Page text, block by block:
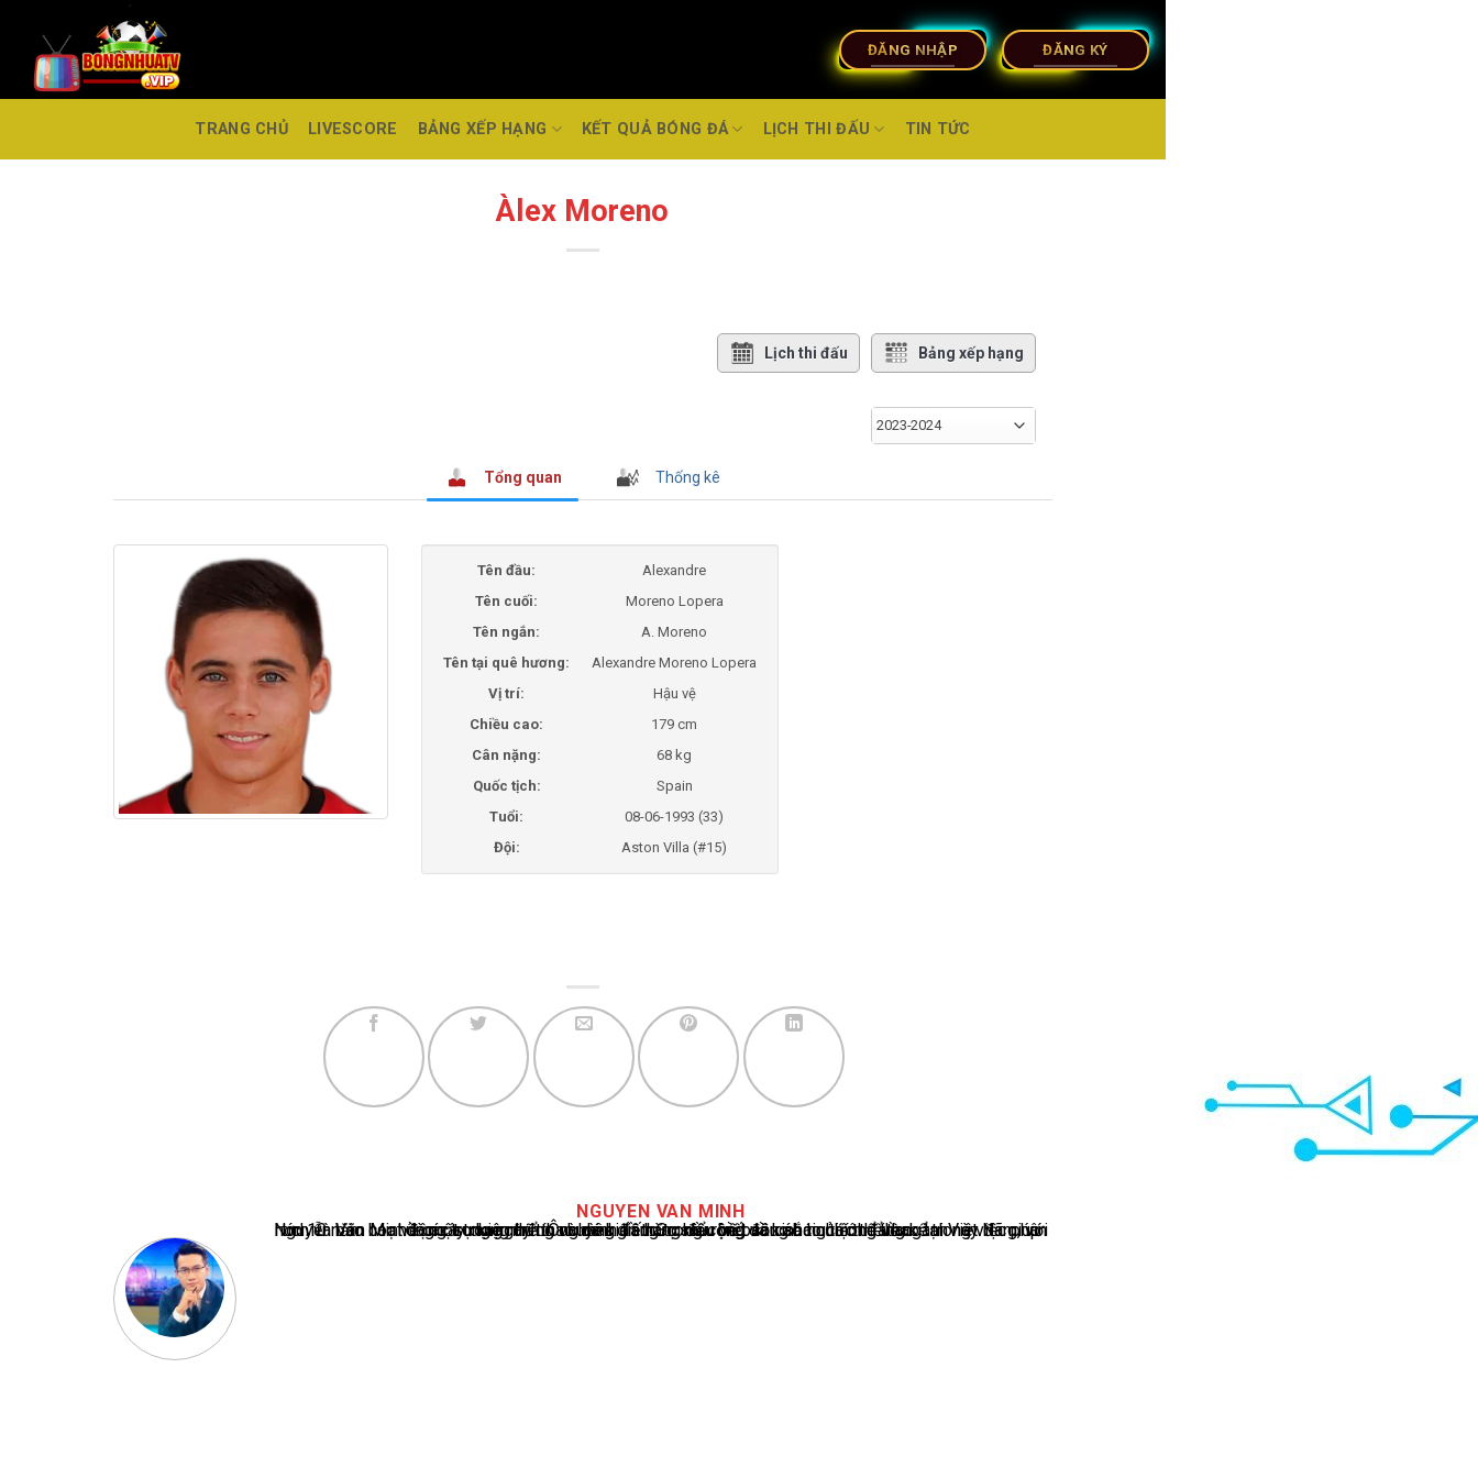
ĐĂNG NHẬP ĐĂNG KÝ
TRANG CHỦ LIVESCORE BẢNG XẾP HẠNG KẾT QUẢ BÓNG ĐÁ LỊCH THI ĐẤU TIN TỨC
Àlex Moreno
Lịch thi đấu Bảng xếp hạng
2023-2024
Tổng quan Thống kê
Tên đầu:
Alexandre
Tên cuối:
Moreno Lopera
Tên ngắn:
A. Moreno
Tên tại quê hương:
Alexandre Moreno Lopera
Vị trí:
Hậu vệ
Chiều cao:
179 cm
Cân nặng:
68 kg
Quốc tịch:
Spain
Tuổi:
08-06-1993 (33)
Đội:
Aston Villa (#15)
NGUYEN VAN MINH
Nguyễn Văn Minh là một trong những chuyên gia hàng đầu về báo cáo tin tức thể thao tại Việt Nam, với hơn 10 năm hoạt động trong ngành. Ông có kiến thức sâu rộng và kinh nghiệm đáng kể trong việc phân tích và báo cáo về các sự kiện thể thao hàng đầu. Sự hiểu biết sâu sắc của ông về ngành này đã giúp ông xây dựng uy tín và danh tiếng trong cộng đồng báo chí thể thao.